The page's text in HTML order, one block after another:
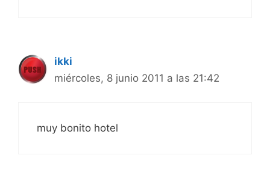
ikki
miércoles, 8 junio 2011 a las 21:42
muy bonito hotel